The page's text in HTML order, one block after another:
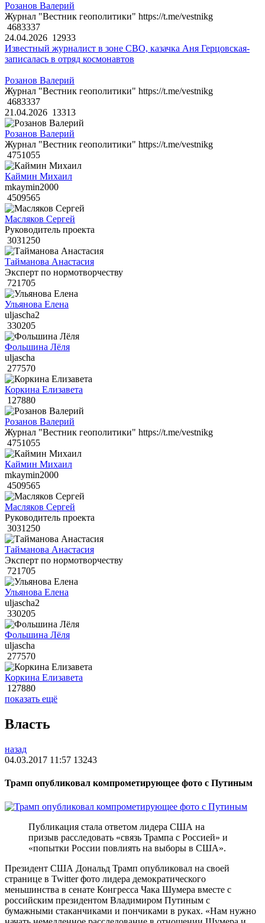
Розанов Валерий
Журнал "Вестник геополитики" https://t.me/vestnikg
4683337
24.04.2026 12933
Известный журналист в зоне СВО, казачка Аня Герцовская-
записалась в отряд космонавтов
Розанов Валерий
Журнал "Вестник геополитики" https://t.me/vestnikg
4683337
21.04.2026 13313
Розанов Валерий
Журнал "Вестник геополитики" https://t.me/vestnikg
4751055
Каймин Михаил
mkaymin2000
4509565
Масляков Сергей
Руководитель проекта
3031250
Тайманова Анастасия
Эксперт по нормотворчеству
721705
Ульянова Елена
uljascha2
330205
Фольшина Лёля
uljascha
277570
Коркина Елизавета
127880
Розанов Валерий
Журнал "Вестник геополитики" https://t.me/vestnikg
4751055
Каймин Михаил
mkaymin2000
4509565
Масляков Сергей
Руководитель проекта
3031250
Тайманова Анастасия
Эксперт по нормотворчеству
721705
Ульянова Елена
uljascha2
330205
Фольшина Лёля
uljascha
277570
Коркина Елизавета
127880
показать ещё
Власть
назад
04.03.2017 11:57 13243
Трамп опубликовал компрометирующее фото с Путиным
Публикация стала ответом лидера США на
призыв расследовать «связь Трампа с Россией» и
«попытки России повлиять на выборы в США».
Президент США Дональд Трамп опубликовал на своей
странице в Twitter фото лидера демократического
меньшинства в сенате Конгресса Чака Шумера вместе с
российским президентом Владимиром Путиным с
бумажными стаканчиками и пончиками в руках. «Нам нужно